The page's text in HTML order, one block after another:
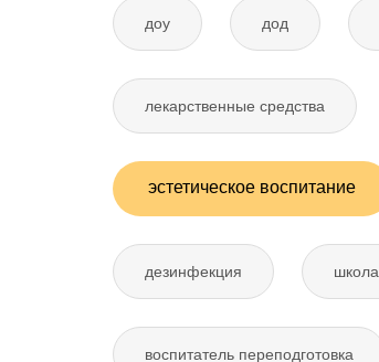
доу дод
лекарственные средства
эстетическое воспитание
дезинфекция школа
воспитатель переподготовка